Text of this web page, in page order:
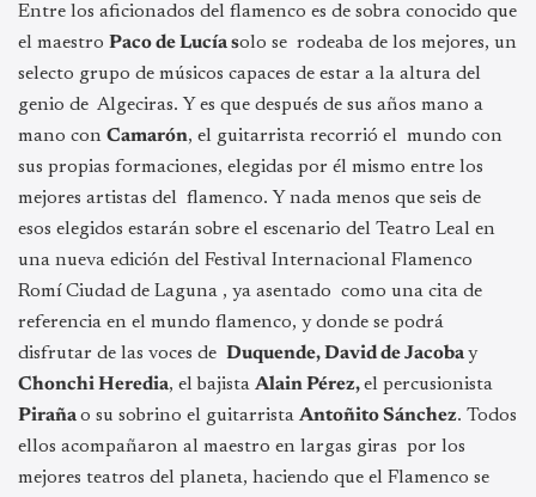
Entre los aficionados del flamenco es de sobra conocido que
el maestro Paco de Lucía solo se rodeaba de los mejores, un
selecto grupo de músicos capaces de estar a la altura del
genio de Algeciras. Y es que después de sus años mano a
mano con Camarón, el guitarrista recorrió el mundo con
sus propias formaciones, elegidas por él mismo entre los
mejores artistas del flamenco. Y nada menos que seis de
esos elegidos estarán sobre el escenario del Teatro Leal en
una nueva edición del Festival Internacional Flamenco
Romí Ciudad de Laguna , ya asentado como una cita de
referencia en el mundo flamenco, y donde se podrá
disfrutar de las voces de Duquende, David de Jacobay
Chonchi Heredia, el bajista Alain Pérez,el percusionista
Pirañao su sobrino el guitarrista Antoñito Sánchez. Todos
ellos acompañaron al maestro en largas giras por los
mejores teatros del planeta, haciendo que el Flamenco se